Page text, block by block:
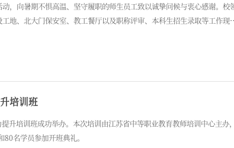
，向暑期不惧高温、坚守履职的师生员工致以诚挚问候与衷心感谢。校
地、北大门保安室、教工餐厅以及职称评审、本科生招生录取等工作现
学校各项暑期工作平稳有序推进。
培训班
培训班成功举办。本次培训由江苏省中等职业教育教师培训中心主办，
名学员参加开班典礼。